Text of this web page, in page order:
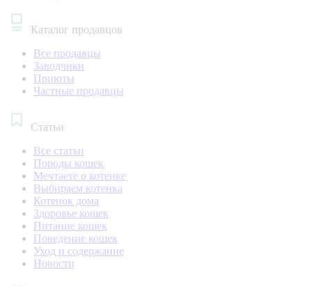
Каталог продавцов
Все продавцы
Заводчики
Приюты
Частные продавцы
Статьи
Все статьи
Породы кошек
Мечтаете о котенке
Выбираем котенка
Котенок дома
Здоровье кошек
Питание кошек
Поведение кошек
Уход и содержание
Новости